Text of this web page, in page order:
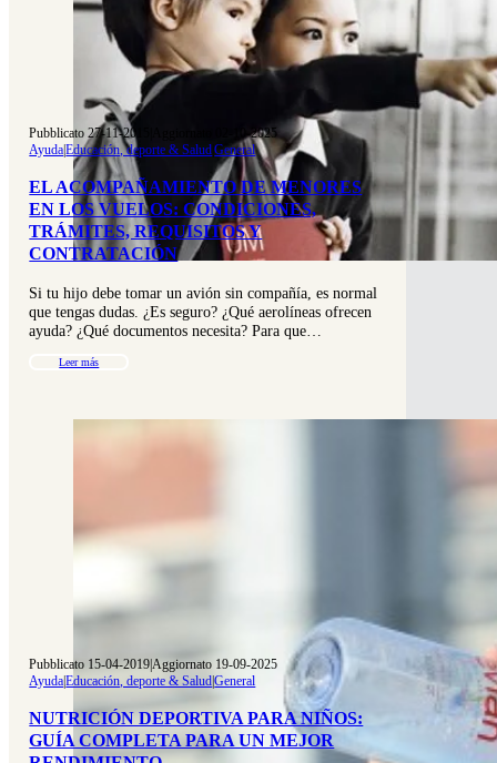
Pubblicato 27-11-2015
Aggiornato 02-10-2025
Ayuda|Educación, deporte & Salud|General
EL ACOMPAÑAMIENTO DE MENORES
EN LOS VUELOS: CONDICIONES,
TRÁMITES, REQUISITOS Y
CONTRATACIÓN
Si tu hijo debe tomar un avión sin compañía, es normal
que tengas dudas. ¿Es seguro? ¿Qué aerolíneas ofrecen
ayuda? ¿Qué documentos necesita? Para que…
Leer más
Pubblicato 15-04-2019|Aggiornato 19-09-2025
Ayuda|Educación, deporte & Salud|General
NUTRICIÓN DEPORTIVA PARA NIÑOS:
GUÍA COMPLETA PARA UN MEJOR